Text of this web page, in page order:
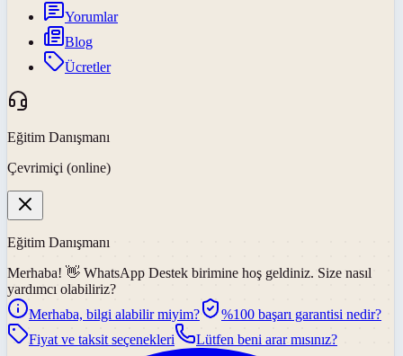
Yorumlar
Blog
Ücretler
Eğitim Danışmanı
Çevrimiçi (online)
Eğitim Danışmanı
Merhaba! 👋 WhatsApp Destek birimine hoş geldiniz. Size nasıl
yardımcı olabiliriz?
Merhaba, bilgi alabilir miyim?
%100 başarı garantisi nedir?
Fiyat ve taksit seçenekleri
Lütfen beni arar mısınız?